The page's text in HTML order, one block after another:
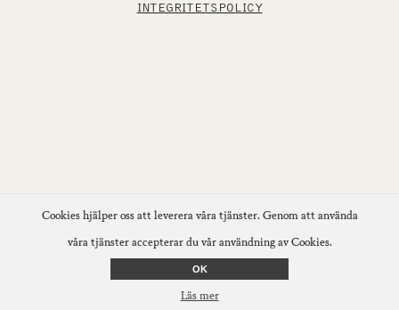
INTEGRITETSPOLICY
Cookies hjälper oss att leverera våra tjänster. Genom att använda
våra tjänster accepterar du vår användning av Cookies.
OK
Läs mer